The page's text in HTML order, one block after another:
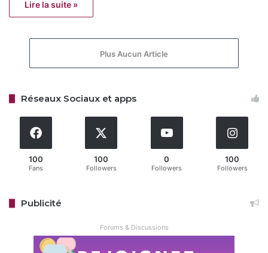
Lire la suite »
Plus Aucun Article
Réseaux Sociaux et apps
100
Fans
100
Followers
0
Followers
100
Followers
Publicité
Forums & Discussions